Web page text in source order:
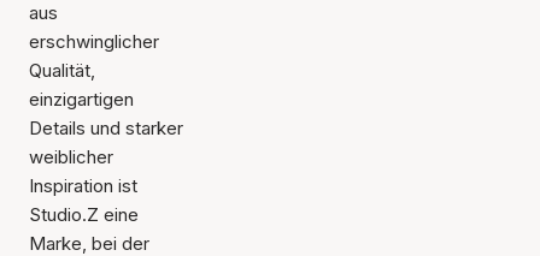
aus
erschwinglicher
Qualität,
einzigartigen
Details und starker
weiblicher
Inspiration ist
Studio.Z eine
Marke, bei der